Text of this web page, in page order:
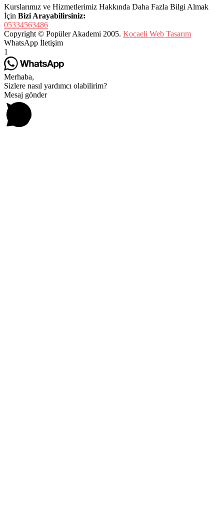
Kurslarımız ve Hizmetlerimiz Hakkında Daha Fazla Bilgi Almak
İçin Bizi Arayabilirsiniz:
05334563486
Copyright © Popüler Akademi 2005. Kocaeli Web Tasarım
WhatsApp İletişim
1
Merhaba,
Sizlere nasıl yardımcı olabilirim?
Mesaj gönder